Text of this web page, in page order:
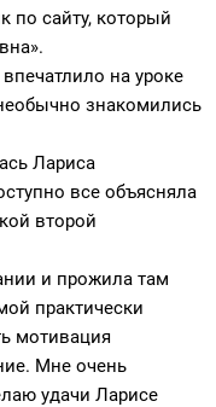
по сайту, который
на уроке
знакомились
Лариса
все объясняла
второй
и прожила там
практически
мотивация
Мне очень
удачи Ларисе